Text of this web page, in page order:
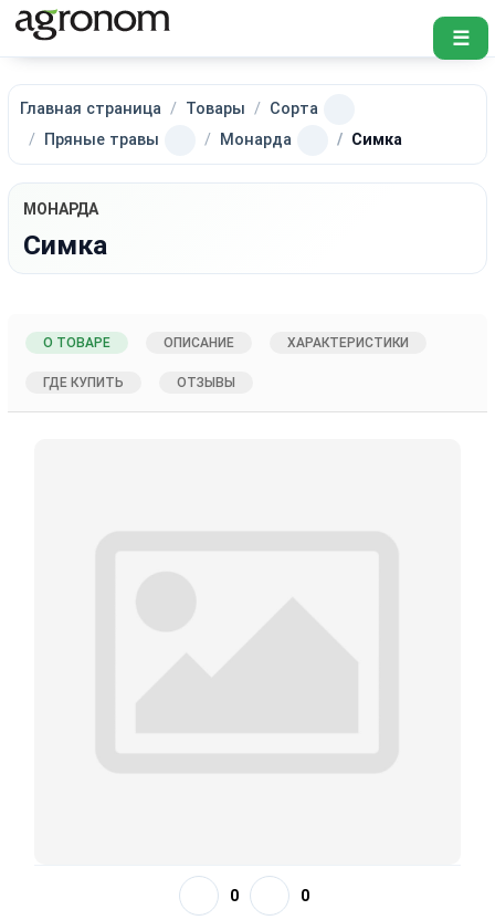
☰
Главная страница Товары
Сорта
Пряные травы
Монарда Симка
МОНАРДА
Симка
О ТОВАРЕ ОПИСАНИЕ ХАРАКТЕРИСТИКИ
ГДЕ КУПИТЬ ОТЗЫВЫ
0 0